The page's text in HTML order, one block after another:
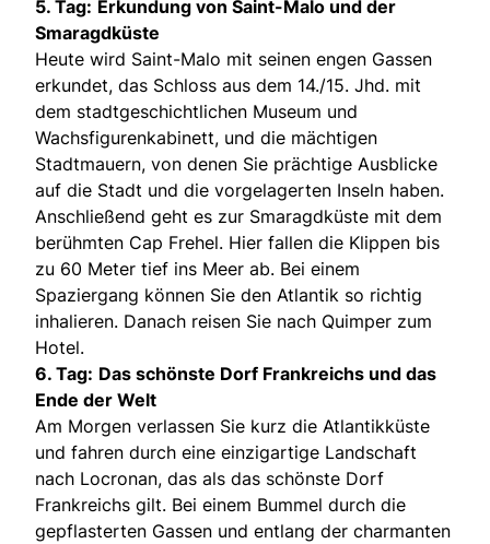
5. Tag: Erkundung von Saint-Malo und der
Smaragdküste
Heute wird Saint-Malo mit seinen engen Gassen
erkundet, das Schloss aus dem 14./15. Jhd. mit
dem stadtgeschichtlichen Museum und
Wachsfigurenkabinett, und die mächtigen
Stadtmauern, von denen Sie prächtige Ausblicke
auf die Stadt und die vorgelagerten Inseln haben.
Anschließend geht es zur Smaragdküste mit dem
berühmten Cap Frehel. Hier fallen die Klippen bis
zu 60 Meter tief ins Meer ab. Bei einem
Spaziergang können Sie den Atlantik so richtig
inhalieren. Danach reisen Sie nach Quimper zum
Hotel.
6. Tag: Das schönste Dorf Frankreichs und das
Ende der Welt
Am Morgen verlassen Sie kurz die Atlantikküste
und fahren durch eine einzigartige Landschaft
nach Locronan, das als das schönste Dorf
Frankreichs gilt. Bei einem Bummel durch die
gepflasterten Gassen und entlang der charmanten